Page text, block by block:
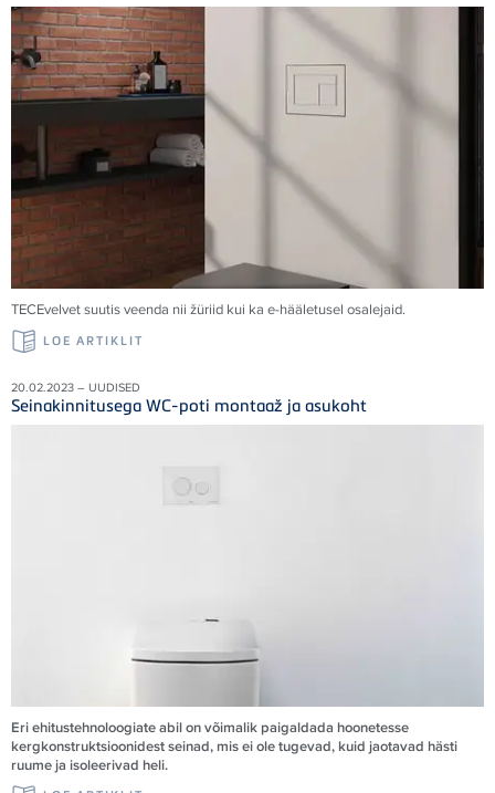
TECEvelvet suutis veenda nii žüriid kui ka e-hääletusel osalejaid.
LOE ARTIKLIT
20.02.2023 – UUDISED
Seinakinnitusega WC-poti montaaž ja asukoht
Eri ehitustehnoloogiate abil on võimalik paigaldada hoonetesse
kergkonstruktsioonidest seinad, mis ei ole tugevad, kuid jaotavad hästi
ruume ja isoleerivad heli.